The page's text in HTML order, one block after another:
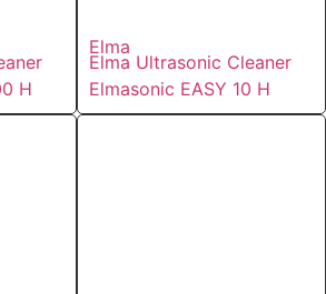
H
Elma
Elma Ultrasonic Cleaner
Elmasonic EASY 10 H